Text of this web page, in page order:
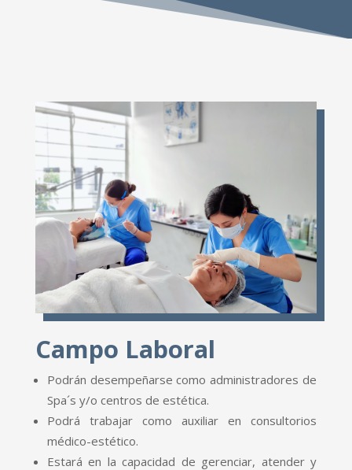
Campo Laboral
Podrán desempeñarse como administradores de
Spa´s y/o centros de estética.
Podrá trabajar como auxiliar en consultorios
médico-estético.
Estará en la capacidad de gerenciar, atender y